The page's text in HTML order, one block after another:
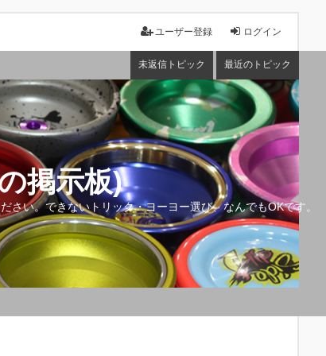
ログイン
ユーザー登録
未返信トピック 最近のトピック
掲示板)
い。できないトリック・ヨーヨー選び、なんでもOKです。